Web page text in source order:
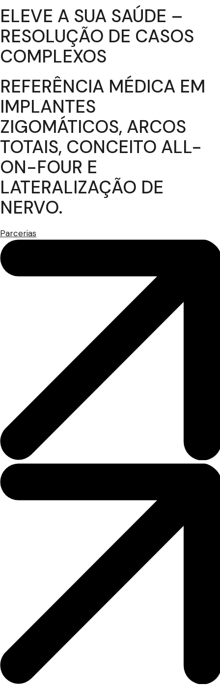
ELEVE A SUA SAÚDE –
RESOLUÇÃO DE CASOS
COMPLEXOS
REFERÊNCIA MÉDICA EM
IMPLANTES
ZIGOMÁTICOS, ARCOS
TOTAIS, CONCEITO ALL-
ON-FOUR E
LATERALIZAÇÃO DE
NERVO.
Parcerias